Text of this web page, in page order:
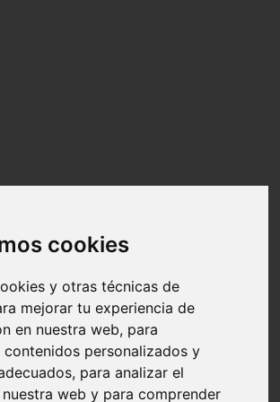
cookies
y otras técnicas de
mejorar tu experiencia de
en nuestra web, para
personalizados y
para analizar el
web y para comprender
feros